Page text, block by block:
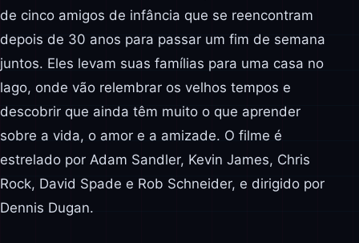
de cinco amigos de infância que se reencontram
depois de 30 anos para passar um fim de semana
juntos. Eles levam suas famílias para uma casa no
lago, onde vão relembrar os velhos tempos e
descobrir que ainda têm muito o que aprender
sobre a vida, o amor e a amizade. O filme é
estrelado por Adam Sandler, Kevin James, Chris
Rock, David Spade e Rob Schneider, e dirigido por
Dennis Dugan.